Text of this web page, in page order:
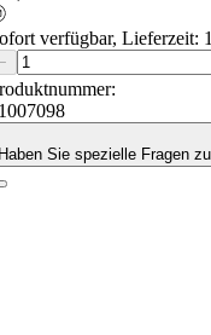
verfügbar, Lieferzeit:
−
Haben Sie spezielle Fragen